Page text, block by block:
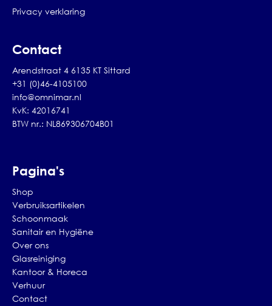
Privacy verklaring
Contact
Arendstraat 4 6135 KT Sittard
+31 (0)46-4105100
info@omnimar.nl
KvK: 42016741
BTW nr.: NL869306704B01
Pagina's
Shop
Verbruiksartikelen
Schoonmaak
Sanitair en Hygiëne
Over ons
Glasreiniging
Kantoor & Horeca
Verhuur
Contact